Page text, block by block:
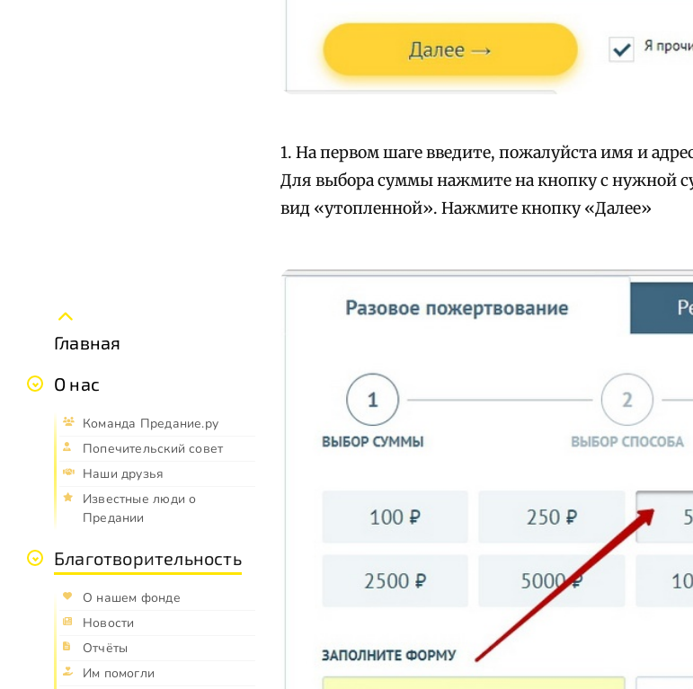
Главная
О нас
Команда Предание.ру
Попечительский совет
Наши друзья
Известные люди о
Предании
Благотворительность
О нашем фонде
Новости
Отчёты
Им помогли
1. На первом шаге введите, пожалуйста имя и
Для выбора суммы нажмите на кнопку с нужной
вид «утопленной». Нажмите кнопку «Далее»